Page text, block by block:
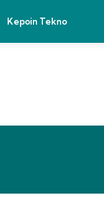
Kepoin Tekno